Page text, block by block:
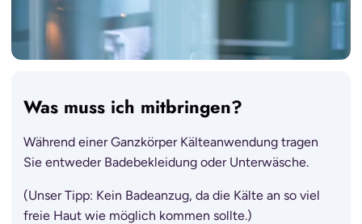
Was muss ich mitbringen?
Während einer Ganzkörper Kälteanwendung tragen
Sie entweder Badebekleidung oder Unterwäsche.
(Unser Tipp: Kein Badeanzug, da die Kälte an so viel
freie Haut wie möglich kommen sollte.)